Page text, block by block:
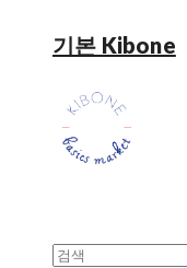
기본 Kibone